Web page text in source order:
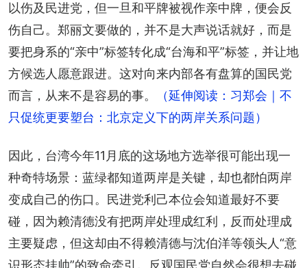
以伤及民进党，但一旦和平牌被视作亲中牌，便会反
伤自己。郑丽文要做的，并不是大声说话就好，而是
要把身系的“亲中”标签转化成“台海和平”标签，并让地
方候选人愿意跟进。这对向来内部各有盘算的国民党
而言，从来不是容易的事。
（延伸阅读：习郑会｜不
只促统更要塑台：北京定义下的两岸关系问题）
因此，台湾今年11月底的这场地方选举很可能出现一
种奇特场景：蓝绿都知道两岸是关键，却也都怕两岸
变成自己的伤口。民进党利己本位会知道最好不要
碰，因为赖清德没有把两岸处理成红利，反而处理成
主要疑虑，但这却由不得赖清德与沈伯洋等领头人“意
识形态挂帅”的致命牵引。反观国民党自然会很想去碰